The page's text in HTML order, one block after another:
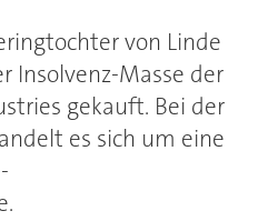
von Linde
Insolvenz-Masse der
gekauft. Bei der
es sich um eine